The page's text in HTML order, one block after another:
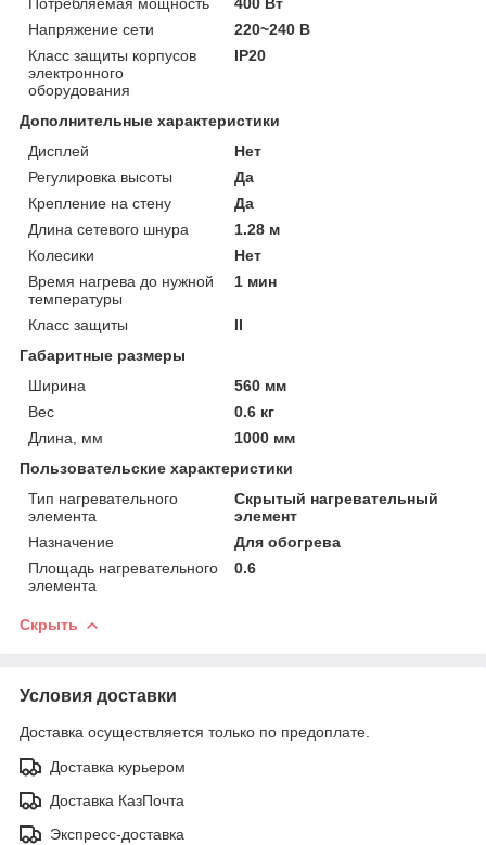
Напряжение сети
220~240 В
Класс защиты корпусов
электронного
оборудования
IP20
Дополнительные характеристики
Дисплей
Нет
Регулировка высоты
Да
Крепление на стену
Да
Длина сетевого шнура
1.28 м
Колесики
Нет
Время нагрева до нужной
температуры
1 мин
Класс защиты
II
Габаритные размеры
Ширина
560 мм
Вес
0.6 кг
Длина, мм
1000 мм
Пользовательские характеристики
Тип нагревательного
элемента
Скрытый нагревательный
элемент
Назначение
Для обогрева
Площадь нагревательного
элемента
0.6
Скрыть
Условия доставки
Доставка осуществляется только по предоплате.
Доставка курьером
Доставка КазПочта
Экспресс-доставка